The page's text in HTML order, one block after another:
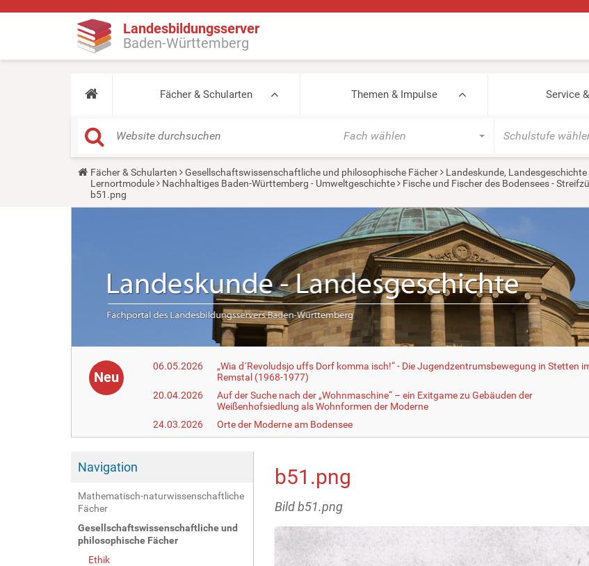
Landesbildungsserver
Baden-Württemberg
Fächer & Schularten Themen & Impulse Service
Fach wählen Schulstufe
Y
a
Fächer & Schularten Gesellschaftswissenschaftliche und philosophische Fächer Landeskunde, Landesgeschichte
Lernortmodule
Nachhaltiges Baden-Württemberg - Umweltgeschichte Fische und Fischer des Bodensees -
b51.png
Neu
06.05.2026
„Wia d´Revoludsjo uffs Dorf komma isch!“ - Die Jugendzentrumsbewegung in Stetten
Remstal (1968-1977)
20.04.2026
Auf der Suche nach der „Wohnmaschine“ – ein Exitgame zu Gebäuden der
Weißenhofsiedlung als Wohnformen der Moderne
24.03.2026
Orte der Moderne am Bodensee
Navigation
Mathematisch-naturwissenschaftliche
Fächer
Gesellschaftswissenschaftliche und
philosophische Fächer
Ethik
b51.png
Bild b51.png